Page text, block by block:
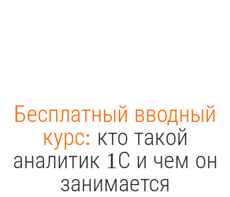
Бесплатный вводный
курс: кто такой
аналитик 1С и чем он
занимается